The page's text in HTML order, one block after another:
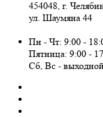
454048, г.
ул. Шаумяна 44
Пн - Чт: 9:00 -
Пятница: 9:00 -
Сб, Вc -